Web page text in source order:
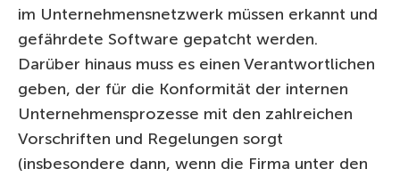
im Unternehmensnetzwerk müssen erkannt und
gefährdete Software gepatcht werden.
Darüber hinaus muss es einen Verantwortlichen
geben, der für die Konformität der internen
Unternehmensprozesse mit den zahlreichen
Vorschriften und Regelungen sorgt
(insbesondere dann, wenn die Firma unter den